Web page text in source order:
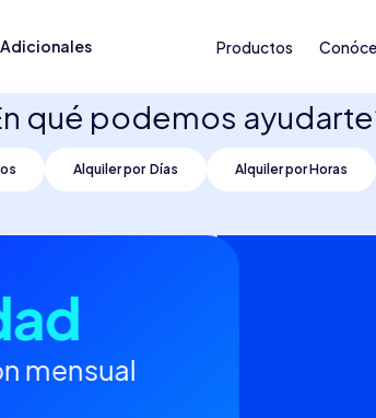
Productos
qué podemos
Alquiler por Días Alquiler por Horas
mensual